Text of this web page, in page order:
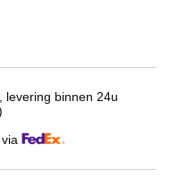
levering binnen 24u